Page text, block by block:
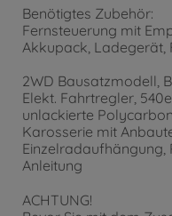
Benötigtes Zubehör:
Fernsteuerung mit
Akkupack, Ladegerät,
2WD Bausatzmodell,
Elekt. Fahrtregler,
unlackierte
Karosserie mit
Einzelradaufhängung,
Anleitung
ACHTUNG!